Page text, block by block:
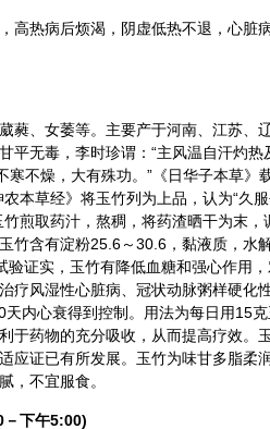
高热病后烦渴， 阴虚低热不退，心脏
蕤、女萎等。主要产于河南、江苏、
平无毒， 李时珍谓：“主风温自汗灼
不燥，大有殊功。”《日华子本草》
农本草经》将玉竹列为上品，认为“久
煎取药汁，熬稠，将药渣晒干为末，
竹含有淀粉25.6～30.6，黏液质，水
证实，玉竹有降低血糖和强心作用
疗风湿性心脏病、冠状动脉粥样硬化
内心衰得到控制。用法为每日用15
于药物的充分吸收，从而提高疗效。
应证已有所发展。玉竹为味甘多脂柔
，不宜服食。
下午5:00)